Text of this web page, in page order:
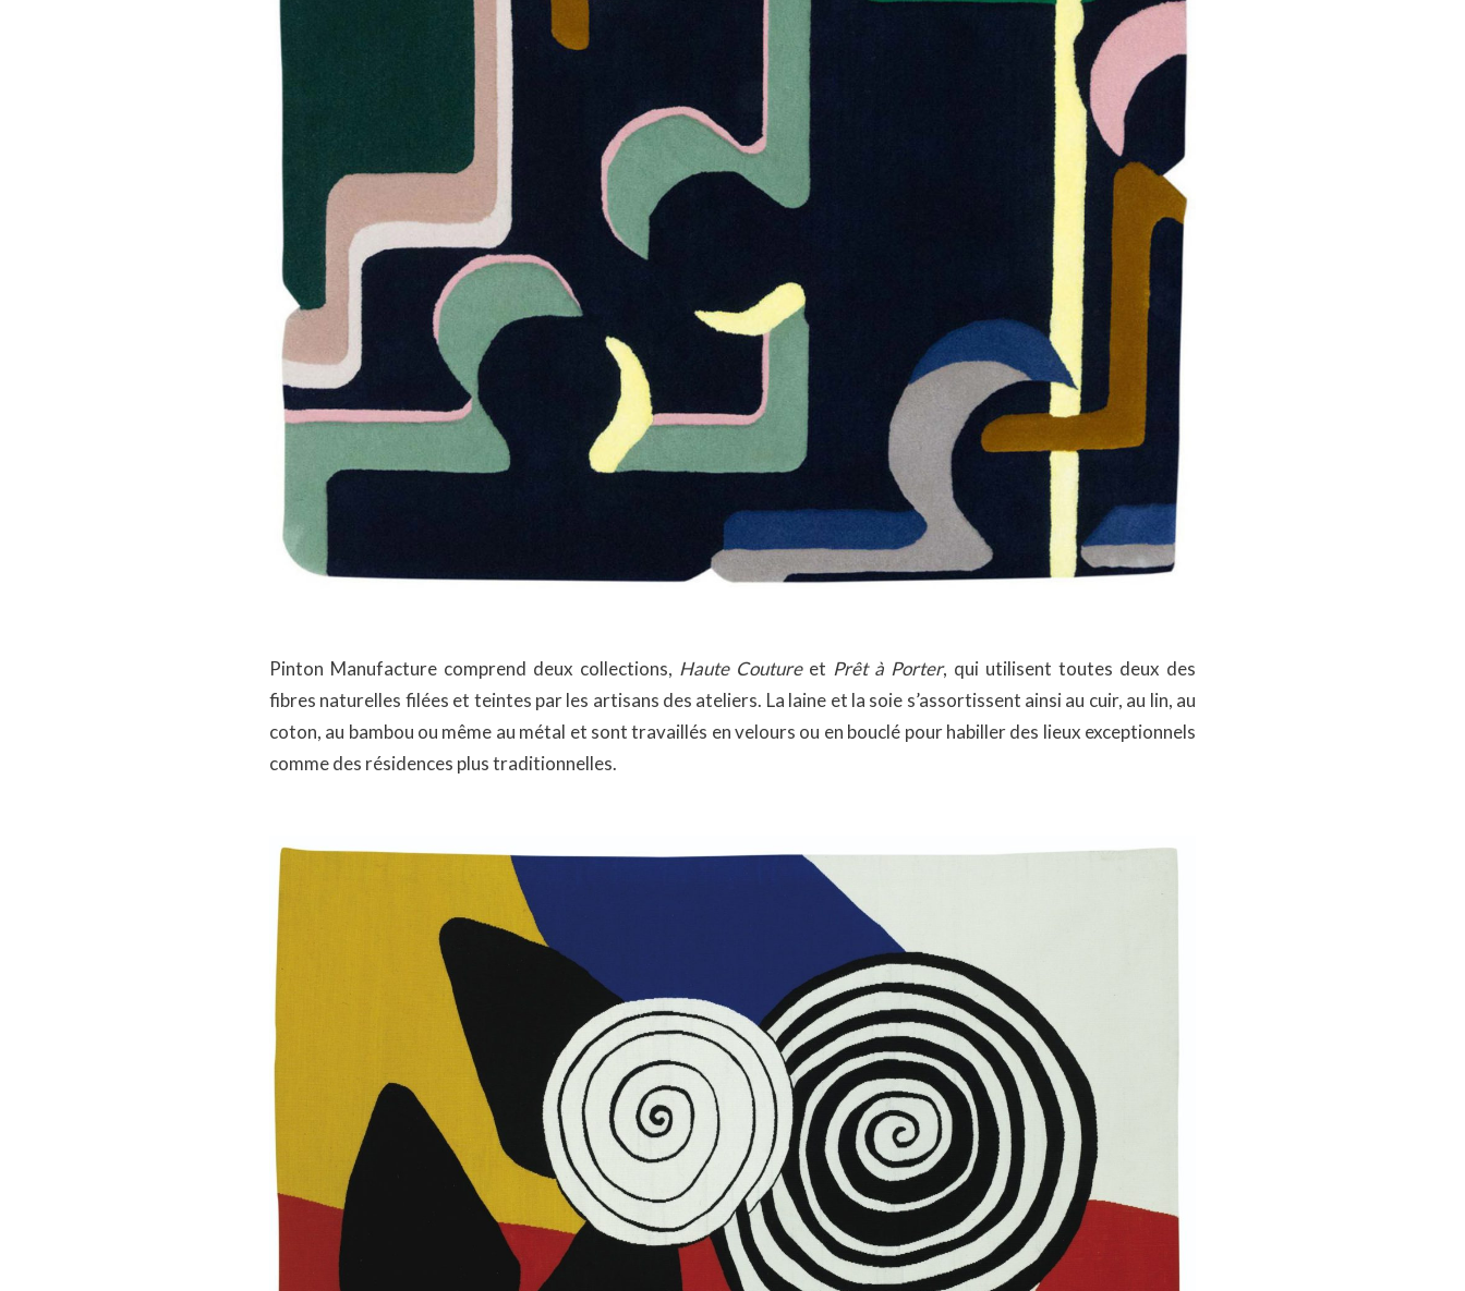
Pinton Manufacture comprend deux collections, Haute Couture et Prêt à Porter, qui utilisent toutes deux des
fibres naturelles filées et teintes par les artisans des ateliers. La laine et la soie s’assortissent ainsi au cuir, au lin, au
coton, au bambou ou même au métal et sont travaillés en velours ou en bouclé pour habiller des lieux exceptionnels
comme des résidences plus traditionnelles.